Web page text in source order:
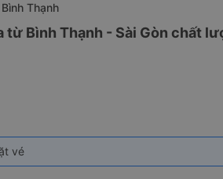
Thạnh
từ Bình Thạnh - Sài Gòn chất
vé